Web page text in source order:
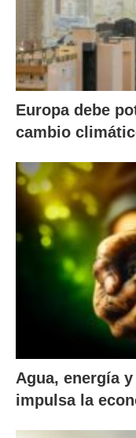
Europa debe
cambio
Agua, energía
impulsa la